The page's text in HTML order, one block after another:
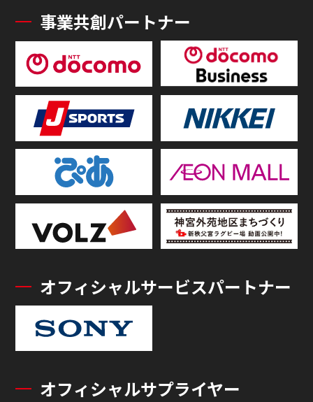
事業共創パートナー
オフィシャルサービスパートナー
オフィシャルサプライヤー